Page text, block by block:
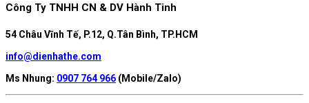
Công Ty TNHH CN & DV Hành Tinh
54 Châu Vĩnh Tế, P.12, Q.Tân Bình, TP.HCM
info@dienhathe.com
Ms Nhung: 0907 764 966 (Mobile/Zalo)